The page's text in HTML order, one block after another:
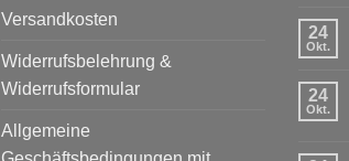
Versandkosten
Widerrufsbelehrung &
Widerrufsformular
Allgemeine
24
Okt.
24
Okt.